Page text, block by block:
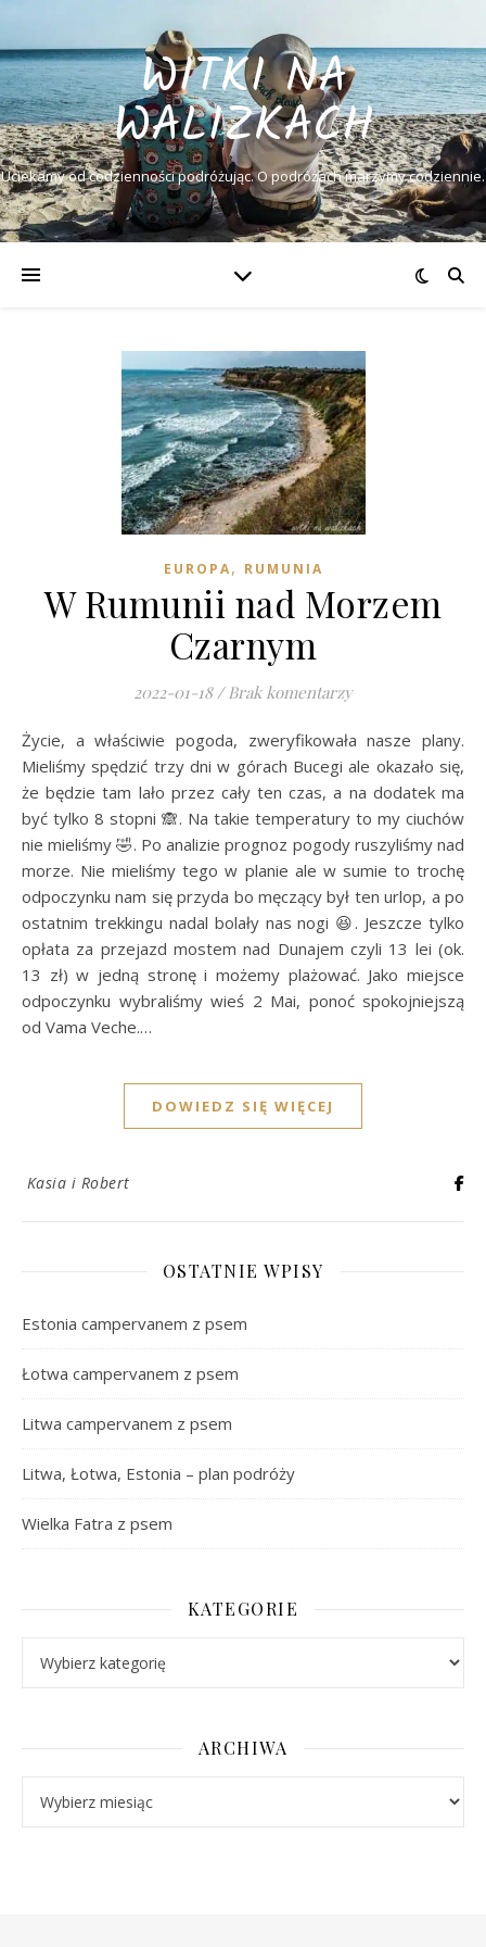
WITKI NA
WALIZKACH
Uciekamy od codzienności podróżując. O podróżach marzymy codziennie.
EUROPA, RUMUNIA
W Rumunii nad Morzem
Czarnym
2022-01-18 / Brak komentarzy
Życie, a właściwie pogoda, zweryfikowała nasze plany.
Mieliśmy spędzić trzy dni w górach Bucegi ale okazało się,
że będzie tam lało przez cały ten czas, a na dodatek ma
być tylko 8 stopni 🙈. Na takie temperatury to my ciuchów
nie mieliśmy 🤣. Po analizie prognoz pogody ruszyliśmy nad
morze. Nie mieliśmy tego w planie ale w sumie to trochę
odpoczynku nam się przyda bo męczący był ten urlop, a po
ostatnim trekkingu nadal bolały nas nogi 😆. Jeszcze tylko
opłata za przejazd mostem nad Dunajem czyli 13 lei (ok.
13 zł) w jedną stronę i możemy plażować. Jako miejsce
odpoczynku wybraliśmy wieś 2 Mai, ponoć spokojniejszą
od Vama Veche.…
DOWIEDZ SIĘ WIĘCEJ
Kasia i Robert
OSTATNIE WPISY
Estonia campervanem z psem
Łotwa campervanem z psem
Litwa campervanem z psem
Litwa, Łotwa, Estonia – plan podróży
Wielka Fatra z psem
KATEGORIE
ARCHIWA